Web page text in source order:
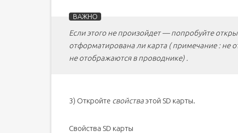
Если этого не произойдет — попробуйте
отформатирована ли карта ( примечание : не
не отображаются в проводнике) .
3) Откройте свойстваэтой SD карты.
Свойства SD карты